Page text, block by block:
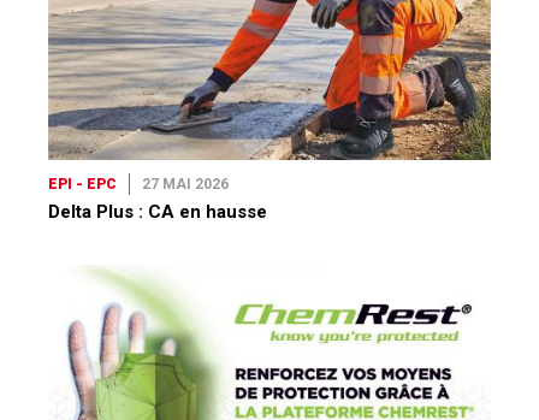
EPI - EPC 27 MAI 2026
Delta Plus : CA en hausse